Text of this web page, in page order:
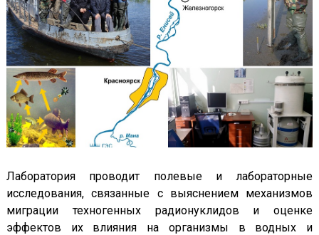
Лаборатория проводит полевые и лабораторные
исследования, связанные с выяснением механизмов
миграции техногенных радионуклидов и оценке
эффектов их влияния на организмы в водных и